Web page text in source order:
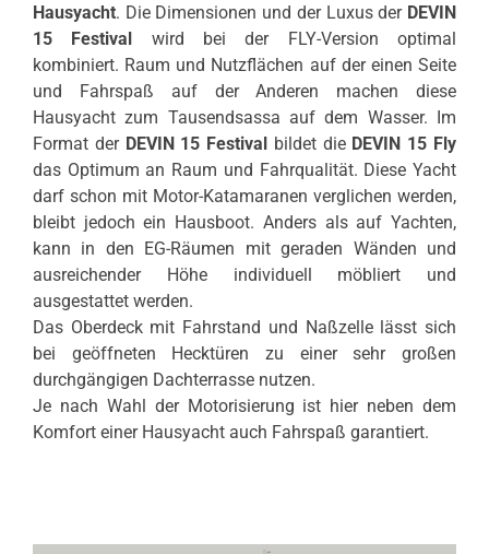
Hausyacht. Die Dimensionen und der Luxus der DEVIN
15 Festival wird bei der FLY-Version optimal
kombiniert. Raum und Nutzflächen auf der einen Seite
und Fahrspaß auf der Anderen machen diese
Hausyacht zum Tausendsassa auf dem Wasser. Im
Format der DEVIN 15 Festival bildet die DEVIN 15 Fly
das Optimum an Raum und Fahrqualität. Diese Yacht
darf schon mit Motor-Katamaranen verglichen werden,
bleibt jedoch ein Hausboot. Anders als auf Yachten,
kann in den EG-Räumen mit geraden Wänden und
ausreichender Höhe individuell möbliert und
ausgestattet werden.
Das Oberdeck mit Fahrstand und Naßzelle lässt sich
bei geöffneten Hecktüren zu einer sehr großen
durchgängigen Dachterrasse nutzen.
Je nach Wahl der Motorisierung ist hier neben dem
Komfort einer Hausyacht auch Fahrspaß garantiert.